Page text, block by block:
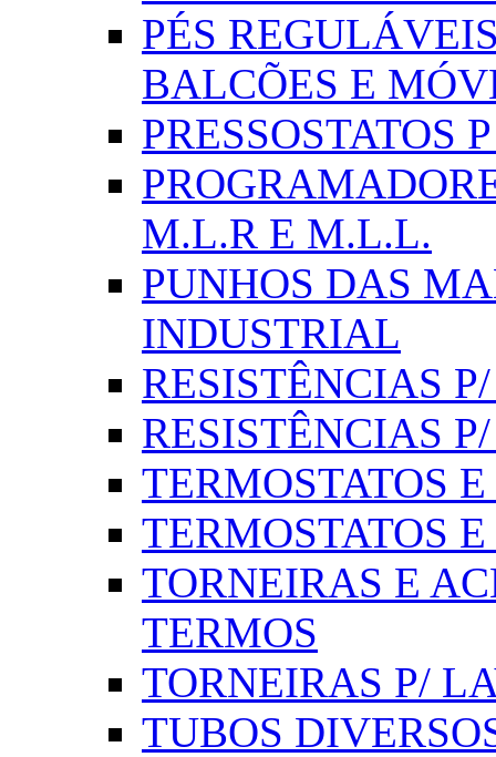
PÉS
BALCÕES E
PRESSOSTATOS
M.L.R E M.L.L.
PUNHOS DAS
INDUSTRIAL
RESISTÊNCIAS
RESISTÊNCIAS
TERMOSTATOS
TERMOSTATOS
TORNEIRAS E
TERMOS
TORNEIRAS P/
TUBOS